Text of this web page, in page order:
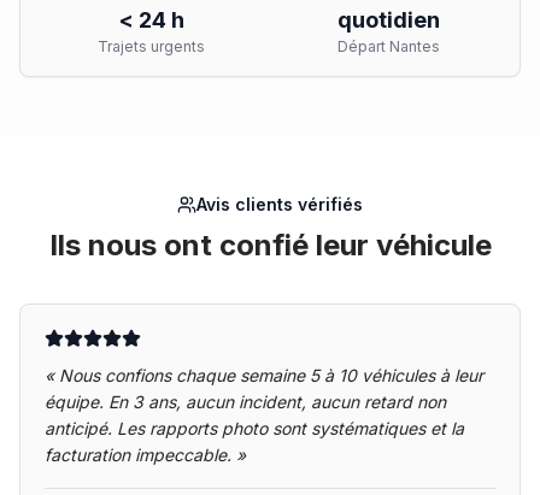
< 24 h
Trajets urgents
quotidien
Départ Nantes
Avis clients vérifiés
Ils nous ont confié leur véhicule
« Nous confions chaque semaine 5 à 10 véhicules à leur
équipe. En 3 ans, aucun incident, aucun retard non
anticipé. Les rapports photo sont systématiques et la
facturation impeccable. »